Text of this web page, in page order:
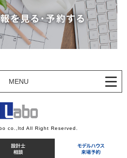
MENU
co.,ltd All Right Reserved.